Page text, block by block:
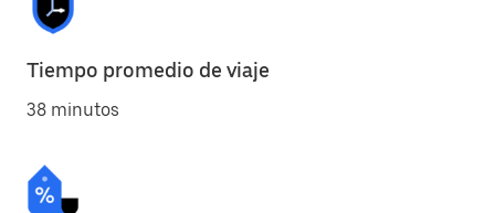
Tiempo promedio de viaje
38 minutos